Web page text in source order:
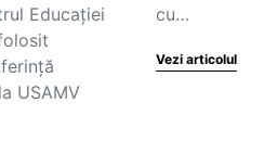
Educației
USAMV
cu…
Vezi articolul